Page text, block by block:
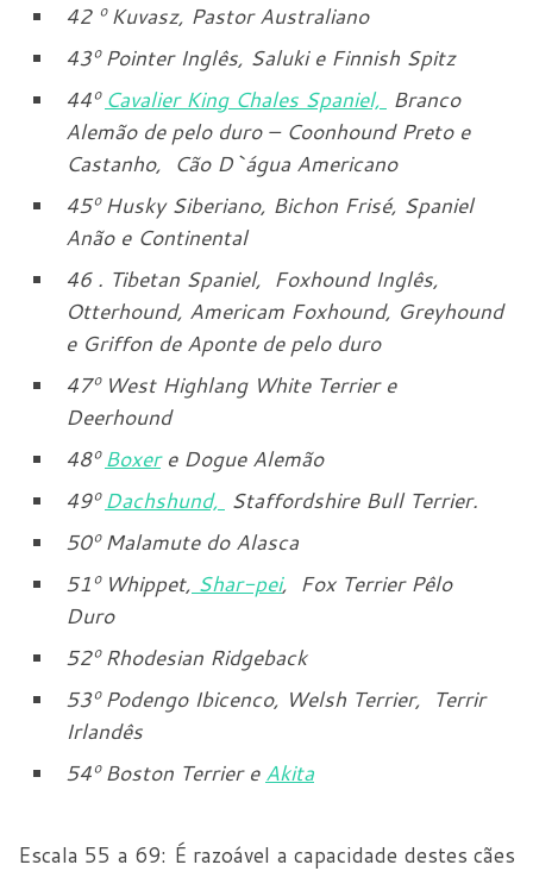
42 ºKuvasz, Pastor Australiano
43ºPointer Inglês, Saluki e Finnish Spitz
44º Cavalier King Chales Spaniel, Branco
Alemão de pelo duro – Coonhound Preto e
Castanho, Cão D`água Americano
45ºHusky Siberiano, Bichon Frisé, Spaniel
Anão e Continental
46 . Tibetan Spaniel, Foxhound Inglês,
Otterhound, Americam Foxhound, Greyhound
e Griffon de Aponte de pelo duro
47ºWest Highlang White Terrier e
Deerhound
48º Boxere Dogue Alemão
49º Dachshund, Staffordshire Bull Terrier.
50ºMalamute do Alasca
51ºWhippet, Shar-pei, Fox Terrier Pêlo
Duro
52ºRhodesian Ridgeback
53ºPodengo Ibicenco, Welsh Terrier, Terrir
Irlandês
54ºBoston Terrier e Akita
Escala 55 a 69: É razoável a capacidade destes cães